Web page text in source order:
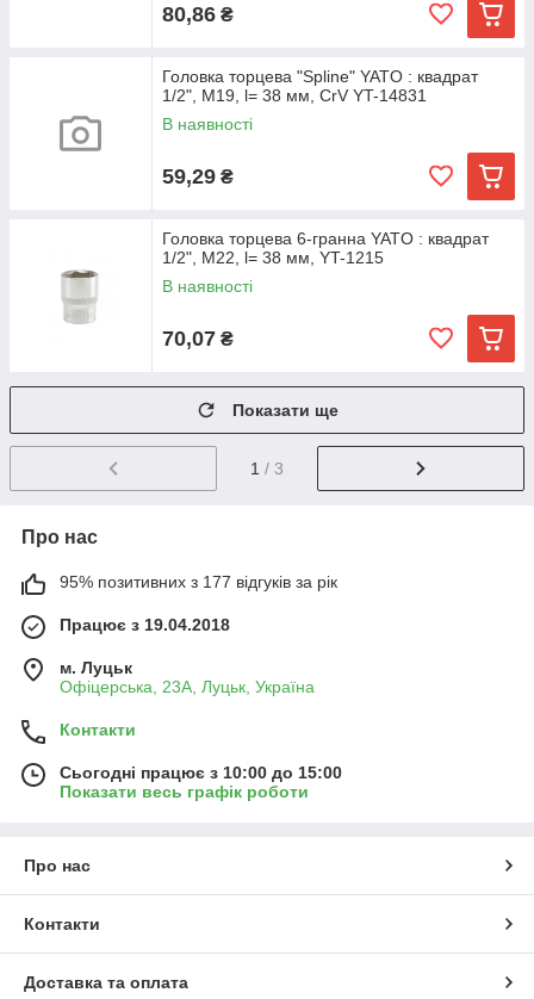
80,86 ₴
Головка торцева "Spline" YATO : квадрат
1/2", M19, l= 38 мм, CrV YT-14831
В наявності
59,29 ₴
Головка торцева 6-гранна YATO : квадрат
1/2", M22, l= 38 мм, YT-1215
В наявності
70,07 ₴
Показати ще
1 / 3
Про нас
95% позитивних з 177 відгуків за рік
Працює з 19.04.2018
м. Луцьк
Офіцерська, 23А, Луцьк, Україна
Контакти
Сьогодні працює з 10:00 до 15:00
Показати весь графік роботи
Про нас
Контакти
Доставка та оплата